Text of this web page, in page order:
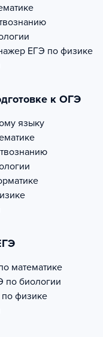
ЕГЭ по физике
к ОГЭ
языку
математике
по биологии
физике